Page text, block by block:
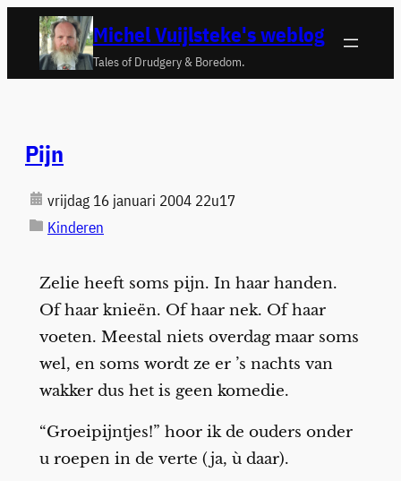
naar
Michel Vuijlsteke's weblog
Tales of Drudgery & Boredom.
Pijn
vrijdag 16 januari 2004 22u17
Kinderen
Zelie heeft soms pijn. In haar handen.
Of haar knieën. Of haar nek. Of haar
voeten. Meestal niets overdag maar soms
wel, en soms wordt ze er ’s nachts van
wakker dus het is geen komedie.
“Groeipijntjes!” hoor ik de ouders onder
u roepen in de verte (ja, ù daar).